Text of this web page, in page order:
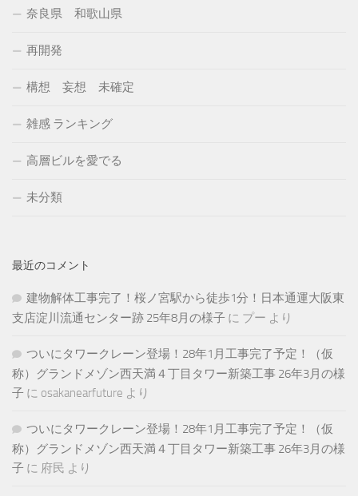
奈良県 和歌山県
再開発
構想 妄想 未確定
雑感 ランキング
高層ビルを愛でる
未分類
最近のコメント
建物解体工事完了！桜ノ宮駅から徒歩1分！日本通運大阪東
支店淀川流通センター跡 25年8月の様子 に プー より
ついにタワークレーン登場！28年1月工事完了予定！（仮
称）グランドメゾン西天満４丁目タワー新築工事 26年3月の様
子 に osakanearfuture より
ついにタワークレーン登場！28年1月工事完了予定！（仮
称）グランドメゾン西天満４丁目タワー新築工事 26年3月の様
子 に 府民 より